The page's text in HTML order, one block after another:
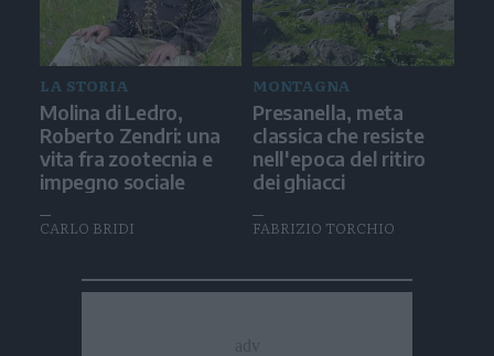
LA STORIA
Molina di Ledro,
Roberto Zendri: una
vita fra zootecnia e
impegno sociale
CARLO BRIDI
MONTAGNA
Presanella, meta
classica che resiste
nell'epoca del ritiro
dei ghiacci
FABRIZIO TORCHIO